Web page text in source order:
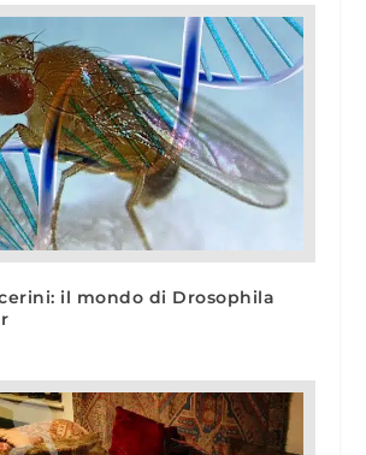
il mondo di Drosophila